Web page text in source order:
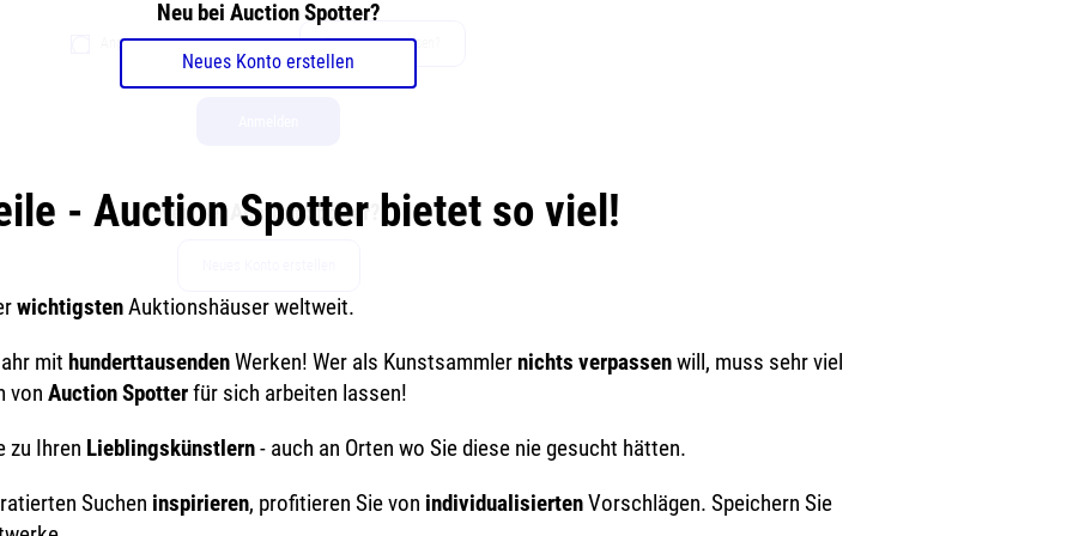
Neu bei Auction Spotter?
Neues Konto erstellen
- Auction Spotter bietet so viel!
wichtigstenAuktionshäuser weltweit.
mit hunderttausendenWerken! Wer als Kunstsammlernichts verpassenwill, muss sehr viel
von Auction Spotterfür sich arbeiten lassen!
zu Ihren Lieblingskünstlern- auch an Orten wo Sie diese nie gesucht hätten.
Suchen inspirieren, profitieren Sie von individualisiertenVorschlägen. Speichern Sie
Angemeldet bleiben Passwort vergessen?
Neu bei Auction Spotter?